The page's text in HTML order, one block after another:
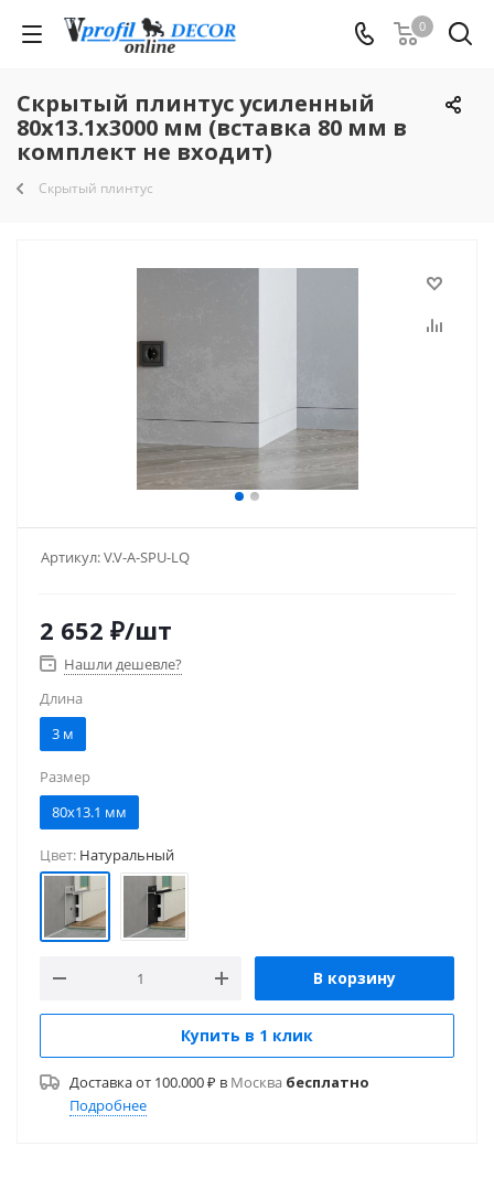
0
Скрытый плинтус усиленный
80х13.1х3000 мм (вставка 80 мм в
комплект не входит)
Скрытый плинтус
Артикул:V.V-A-SPU-LQ
2 652 ₽/шт
Нашли дешевле?
Длина
3 м
Размер
80x13.1 мм
Цвет: Натуральный
В корзину
Купить в 1 клик
Доставка от 100.000 ₽ в Москва бесплатно
Подробнее